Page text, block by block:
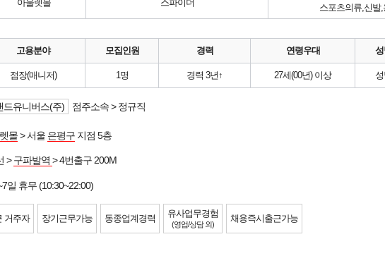
아울렛몰 스파이더
스포츠의류,신발,
고용분야 모집인원 경력 연령우대
점장(매니저) 1명 경력 3년↑ 27세(00년) 이상
드유니버스(주) 점주소속 > 정규직
몰> 서울 은평구 지점 5층
>구파발역 > 4번출구 200M
일 휴무 (10:30~22:00)
거주자 장기근무가능 동종업계경력 유사업무경험
(영업/상담 외)
채용즉시출근가능